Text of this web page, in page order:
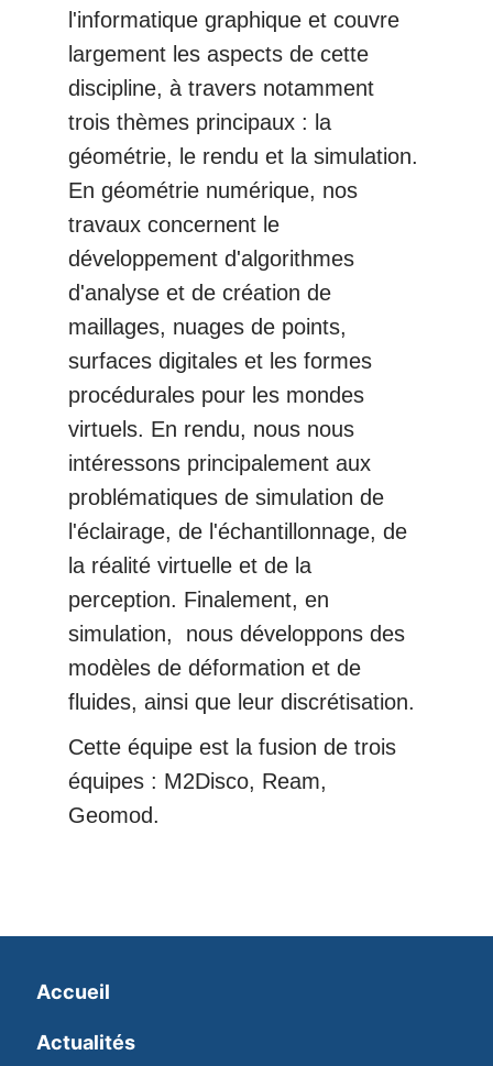
l'informatique graphique et couvre
largement les aspects de cette
discipline, à travers notamment
trois thèmes principaux : la
géométrie, le rendu et la simulation.
En géométrie numérique, nos
travaux concernent le
développement d'algorithmes
d'analyse et de création de
maillages, nuages de points,
surfaces digitales et les formes
procédurales pour les mondes
virtuels. En rendu, nous nous
intéressons principalement aux
problématiques de simulation de
l'éclairage, de l'échantillonnage, de
la réalité virtuelle et de la
perception. Finalement, en
simulation, nous développons des
modèles de déformation et de
fluides, ainsi que leur discrétisation.
Cette équipe est la fusion de trois
équipes : M2Disco, Ream,
Geomod.
Accueil
Actualités